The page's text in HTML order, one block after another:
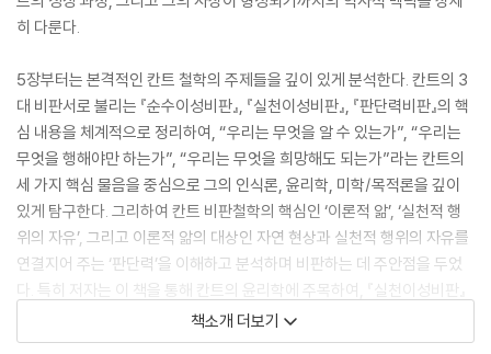
히 다룬다.
5장부터는 본격적인 칸트 철학의 주제들을 깊이 있게 분석한다. 칸트의 3
대 비판서로 불리는 『순수이성비판』, 『실천이성비판』, 『판단력비판』의 핵
심 내용을 체계적으로 정리하여, “우리는 무엇을 알 수 있는가”, “우리는
무엇을 행해야만 하는가”, “우리는 무엇을 희망해도 되는가”라는 칸트의
세 가지 핵심 물음을 중심으로 그의 인식론, 윤리학, 미학/목적론을 깊이
있게 탐구한다. 그리하여 칸트 비판철학의 핵심인 ‘이론적 앎’, ‘실천적 행
위의 자유’, 그리고 이론적 앎의 대상인 자연 현상과 실천적 행위의 자유를
연결지어 주는 ‘판단력’을 이해하고 분석하며 비판하는 데 주안점을 두었
다. 특히 저자는 이 책을 통해 칸트의 윤리학에 주목하여, 『실천이성비판』
에서 제시된 도덕법칙과 자유 개념이 현대 사회에서 갖는 의미를 강조한
다. 각 장 말미의 ‘비판적 고찰’에서는 칸트 철학의 한계와 현대적 의의를
책소개 더보기